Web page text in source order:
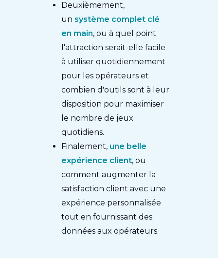
Deuxièmement,
un système complet clé
en main, ou à quel point
l'attraction serait-elle facile
à utiliser quotidiennement
pour les opérateurs et
combien d'outils sont à leur
disposition pour maximiser
le nombre de jeux
quotidiens.
Finalement, une belle
expérience client, ou
comment augmenter la
satisfaction client avec une
expérience personnalisée
tout en fournissant des
données aux opérateurs.